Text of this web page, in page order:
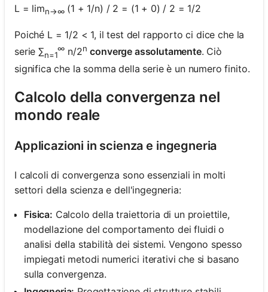
L = limn→∞(1 + 1/n) / 2 = (1 + 0) / 2 = 1/2
Poiché L = 1/2 < 1, il test del rapporto ci dice che la
serie ∑n=1
∞ n/2n converge assolutamente. Ciò
significa che la somma della serie è un numero finito.
Calcolo della convergenza nel
mondo reale
Applicazioni in scienza e ingegneria
I calcoli di convergenza sono essenziali in molti
settori della scienza e dell'ingegneria:
Fisica: Calcolo della traiettoria di un proiettile,
modellazione del comportamento dei fluidi o
analisi della stabilità dei sistemi. Vengono spesso
impiegati metodi numerici iterativi che si basano
sulla convergenza.